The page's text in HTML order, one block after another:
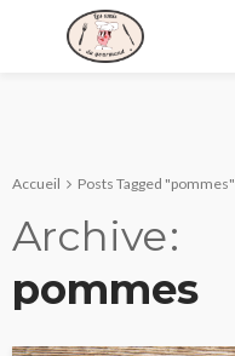
Accueil Posts Tagged "pommes"
Archive
pommes